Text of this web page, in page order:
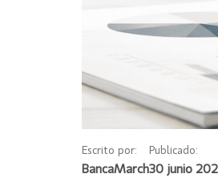
Escrito por:
BancaMarch
Publicado:
30 junio